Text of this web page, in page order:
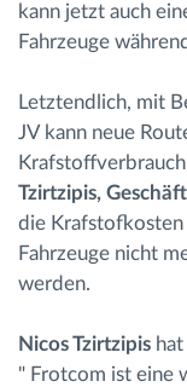
kann jetzt auch
Fahrzeuge
Letztendlich, mit
JV kann neue
Tzirtzipis,
die
Fahrzeuge nicht
werden.
Nicos Tzirtzipis
" Frotcom ist eine